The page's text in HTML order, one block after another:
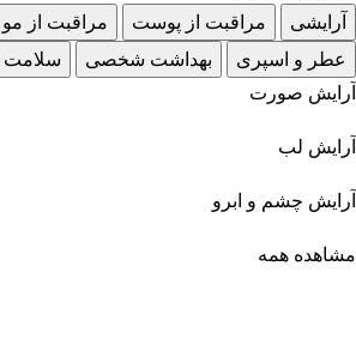
آرایشی
مراقبت از پوست مراقبت از مو
عطر و اسپری
بهداشت شخصی
سلامت
آرایش صورت
آرایش لب
آرایش چشم و ابرو
مشاهده همه